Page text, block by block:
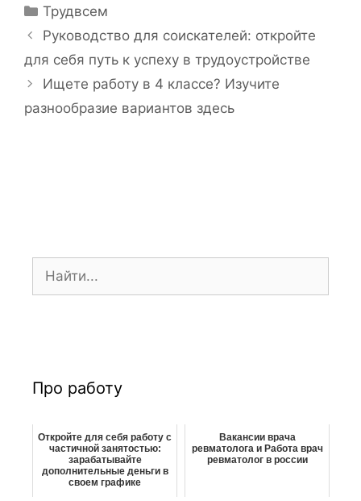
Р
у
р
и
к
Трудвсем
Н
а
г
Руководство для соискателей: откройте
для себя путь к успеху в трудоустройстве
Ищете работу в 4 классе? Изучите
разнообразие вариантов здесь
Про работу
Откройте для себя работу с
частичной занятостью:
зарабатывайте
дополнительные деньги в
своем графике
Вакансии врача
ревматолога и Работа врач
ревматолог в россии